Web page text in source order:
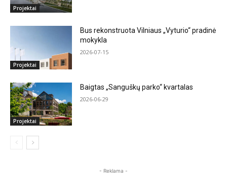
Projektai
Projektai
Bus rekonstruota Vilniaus „Vyturio“ pradinė
mokykla
2026-07-15
Projektai
Baigtas „Sanguškų parko“ kvartalas
2026-06-29
- Reklama -